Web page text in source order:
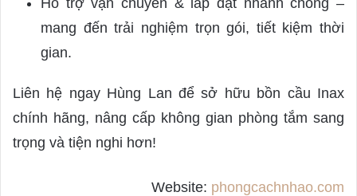
mang đến trải nghiệm trọn gói, tiết kiệm thời
gian.
Liên hệ ngay Hùng Lan để sở hữu bồn cầu Inax
chính hãng, nâng cấp không gian phòng tắm sang
trọng và tiện nghi hơn!
Website: phongcachnhao.com